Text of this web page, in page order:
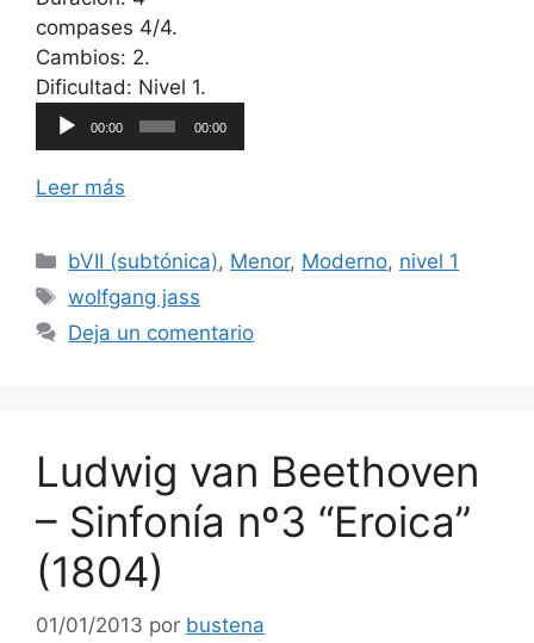
compases 4/4.
Cambios: 2.
Dificultad: Nivel 1.
audio
00:00 00:00
Leer más
Categorías
bVII (subtónica), Menor, Moderno, nivel 1
Etiquetas
wolfgang jass
Deja un comentario
Ludwig van Beethoven
– Sinfonía nº3 “Eroica”
(1804)
01/01/2013 por bustena